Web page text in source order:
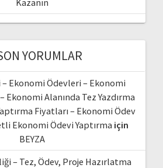
YORUMLAR
Ekonomi Ödevleri – Ekonomi
Ekonomi Alanında Tez Yazdırma
Fiyatları – Ekonomi Ödev
Ekonomi Ödevi Yaptırma için
BEYZA
– Tez, Ödev, Proje Hazırlatma